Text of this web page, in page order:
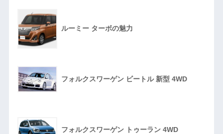
ルーミー ターボの魅力
フォルクスワーゲン ビートル 新型 4WD
フォルクスワーゲン トゥーラン 4WD